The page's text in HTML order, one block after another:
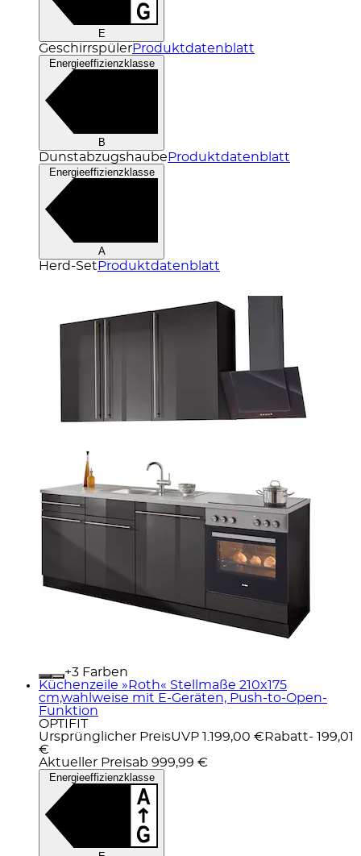
E
GeschirrspülerProduktdatenblatt
Energieeffizienzklasse
B
Dunstabzugshaube Produktdatenblatt
Energieeffizienzklasse
A
Herd-Set Produktdatenblatt
+
Farben
Küchenzeile »Roth« Stellmaße 210x175
cm,wahlweise mit E-Geräten, Push-to-Open-
Funktion
OPTIFIT
Ursprünglicher PreisUVP 1.199,00 € Rabatt- 199,01
€
Aktueller Preisab 999,99 €
Energieeffizienzklasse